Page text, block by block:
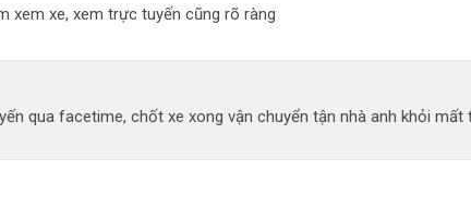
xem xe, xem trực tuyến cũng rõ ràng
qua facetime, chốt xe xong vận chuyển tận nhà anh khỏi mất